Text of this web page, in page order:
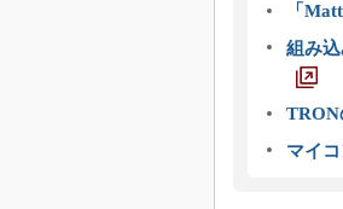
「
組み
TRON
マイ